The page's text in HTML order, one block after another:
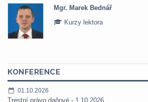
Mgr. Marek Bednář
Kurzy lektora
KONFERENCE
01.10.2026
Trestní právo daňové - 1.10.2026